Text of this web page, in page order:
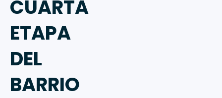
CUARTA
ETAPA
DEL
BARRIO